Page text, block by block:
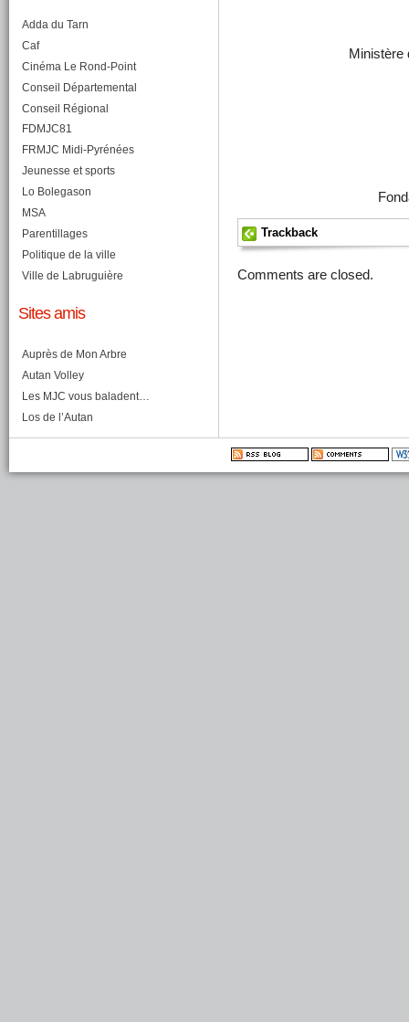
Ministère
Trackback
Comments are closed.
Adda du Tarn
Caf
Cinéma Le Rond-Point
Conseil Départemental
Conseil Régional
FDMJC81
FRMJC Midi-Pyrénées
Jeunesse et sports
Lo Bolegason
MSA
Parentillages
Politique de la ville
Ville de Labruguière
Sites amis
Auprès de Mon Arbre
Autan Volley
Les MJC vous baladent…
Los de l’Autan